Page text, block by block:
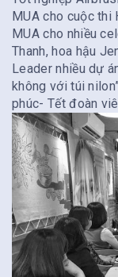
MUA cho cuộc thi
MUA cho nhiều
Thanh, hoa hậu
Leader nhiều dự
không với túi
phúc- Tết đoàn